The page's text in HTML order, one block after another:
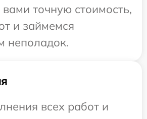
вами точную стоимость,
и займемся
неполадок.
всех работ и